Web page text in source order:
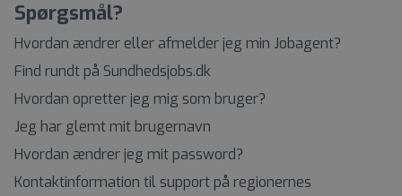
Spørgsmål?
Hvordan ændrer eller afmelder jeg min Jobagent?
Find rundt på Sundhedsjobs.dk
Hvordan opretter jeg mig som bruger?
Jeg har glemt mit brugernavn
Hvordan ændrer jeg mit password?
Kontaktinformation til support på regionernes